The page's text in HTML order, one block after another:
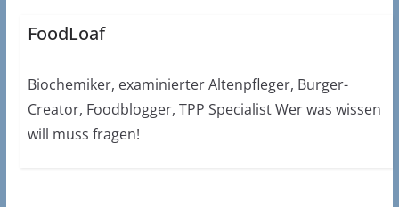
FoodLoaf
Biochemiker, examinierter Altenpfleger, Burger-
Creator, Foodblogger, TPP Specialist Wer was wissen
will muss fragen!